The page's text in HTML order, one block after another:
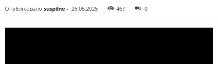
Опубліковано suspilne - 26.05.2025 467 0